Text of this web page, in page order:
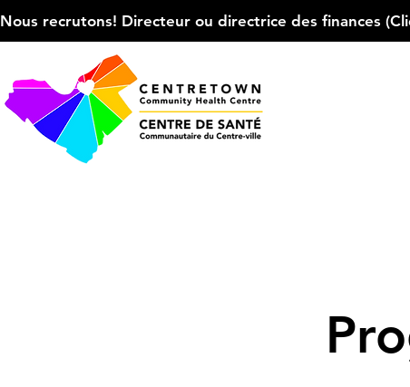
Nous recrutons! Directeur ou directrice des finances